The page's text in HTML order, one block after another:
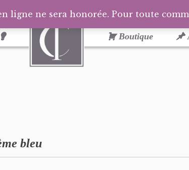
Boutique
bleu
ligne ne sera honorée. Pour toute